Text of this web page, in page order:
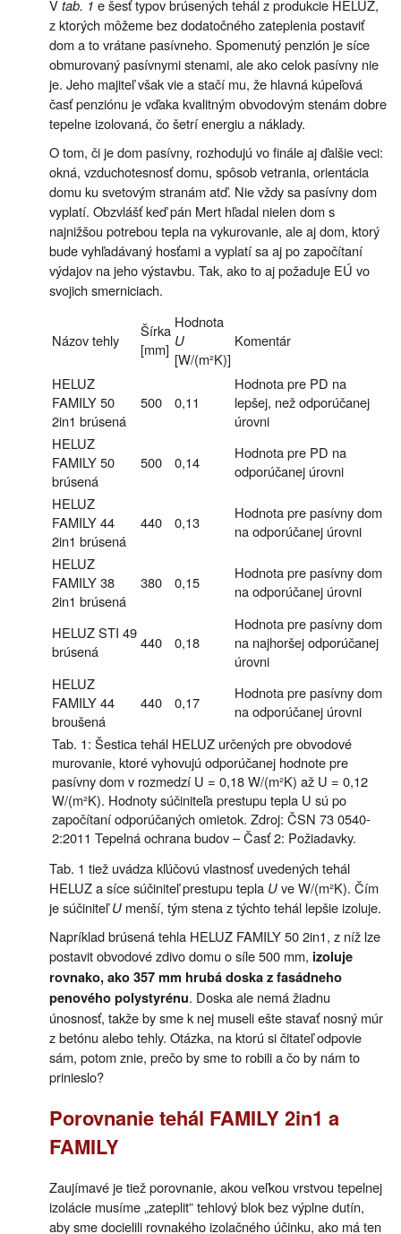
Vtab. 1 e šesť typov brúsených tehál z produkcie HELUZ,
z ktorých môžeme bez dodatočného zateplenia postaviť
dom a to vrátane pasívneho. Spomenutý penzión je síce
obmurovaný pasívnymi stenami, ale ako celok pasívny nie
je. Jeho majiteľ však vie a stačí mu, že hlavná kúpeľová
časť penziónu je vďaka kvalitným obvodovým stenám dobre
tepelne izolovaná, čo šetrí energiu a náklady.
O tom, či je dom pasívny, rozhodujú vo finále aj ďalšie veci:
okná, vzduchotesnosť domu, spôsob vetrania, orientácia
domu ku svetovým stranám atď. Nie vždy sa pasívny dom
vyplatí. Obzvlášť keď pán Mert hľadal nielen dom s
najnižšou potrebou tepla na vykurovanie, ale aj dom, ktorý
bude vyhľadávaný hosťami a vyplatí sa aj po započítaní
výdajov na jeho výstavbu. Tak, ako to aj požaduje EÚ vo
svojich smerniciach.
Názov tehly
Šírka
[mm]
Hodnota
U
[W/(m²K)]
Komentár
HELUZ
FAMILY 50
2in1 brúsená
500 0,11
Hodnota pre PD na
lepšej, než odporúčanej
úrovni
HELUZ
FAMILY 50
brúsená
500 0,14
Hodnota pre PD na
odporúčanej úrovni
HELUZ
FAMILY 44
2in1 brúsená
440 0,13
Hodnota pre pasívny dom
na odporúčanej úrovni
HELUZ
FAMILY 38
2in1 brúsená
380 0,15
Hodnota pre pasívny dom
na odporúčanej úrovni
HELUZ STI 49
brúsená
440 0,18
Hodnota pre pasívny dom
na najhoršej odporúčanej
úrovni
HELUZ
FAMILY 44
broušená
440 0,17
Hodnota pre pasívny dom
na odporúčanej úrovni
Tab. 1: Šestica tehál HELUZ určených pre obvodové
murovanie, ktoré vyhovujú odporúčanej hodnote pre
pasívny dom v rozmedzí U = 0,18 W/(m²K) až U = 0,12
W/(m²K). Hodnoty súčiniteľa prestupu tepla U sú po
započítaní odporúčaných omietok. Zdroj: ČSN 73 0540-
2:2011 Tepelná ochrana budov – Časť 2: Požiadavky.
Tab. 1 tiež uvádza kľúčovú vlastnosť uvedených tehál
HELUZ a síce súčiniteľ prestupu tepla Uve W/(m²K). Čím
je súčiniteľU menší, tým stena z týchto tehál lepšie izoluje.
Napríklad brúsená tehla HELUZ FAMILY 50 2in1, z níž lze
postavit obvodové zdivo domu o síle 500 mm, izoluje
rovnako, ako 357 mm hrubá doska z fasádneho
penového polystyrénu. Doska ale nemá žiadnu
únosnosť, takže by sme k nej museli ešte stavať nosný múr
z betónu alebo tehly. Otázka, na ktorú si čitateľ odpovie
sám, potom znie, prečo by sme to robili a čo by nám to
prinieslo?
Porovnanie tehál FAMILY 2in1 a
FAMILY
Zaujímavé je tiež porovnanie, akou veľkou vrstvou tepelnej
izolácie musíme „zateplit” tehlový blok bez výplne dutín,
aby sme docielili rovnakého izolačného účinku, ako má ten